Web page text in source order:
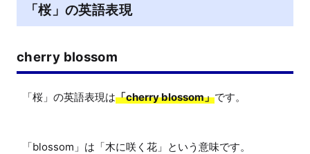
「桜」の英語表現
cherry blossom
「桜」の英語表現は「cherry blossom」です。
「blossom」は「木に咲く花」という意味です。